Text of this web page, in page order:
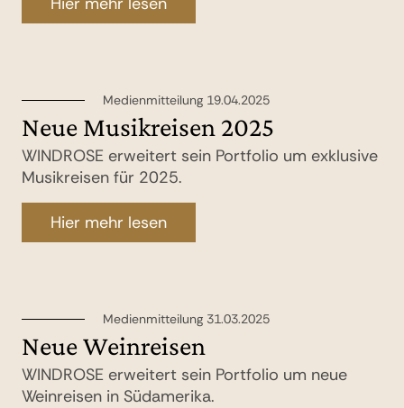
Medienmitteilung 19.04.2025
Neue Musikreisen 2025
WINDROSE erweitert sein Portfolio um exklusive
Musikreisen für 2025.
Hier mehr lesen
Medienmitteilung 31.03.2025
Neue Weinreisen
WINDROSE erweitert sein Portfolio um neue
Weinreisen in Südamerika.